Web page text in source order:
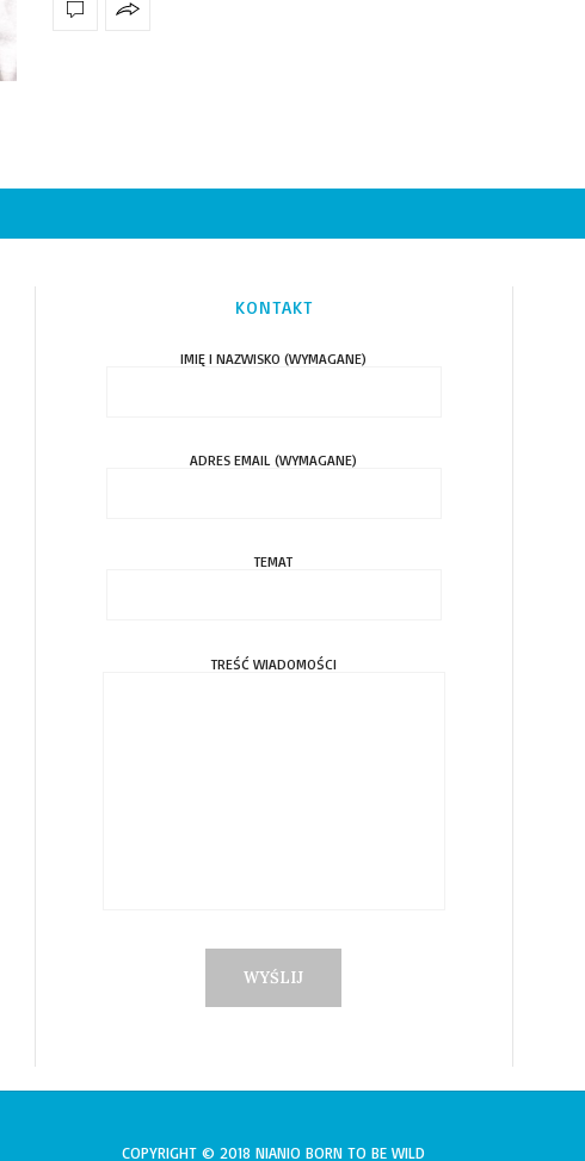
KONTAKT
IMIĘ I NAZWISKO (WYMAGANE)
ADRES EMAIL (WYMAGANE)
TEMAT
TREŚĆ WIADOMOŚCI
COPYRIGHT © 2018 NIANIO BORN TO BE WILD